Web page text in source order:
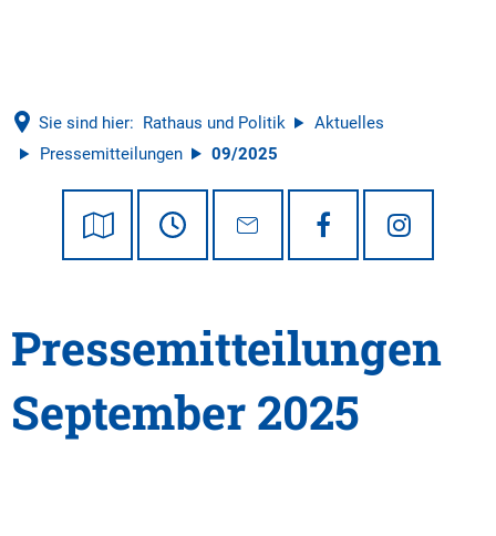
Sie sind hier: Rathaus und Politik
Aktuelles
Pressemitteilungen
09/2025
09/2025
Pressemitteilungen
September 2025